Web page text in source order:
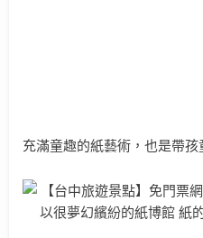
充滿童趣的紙藝術，也是帶